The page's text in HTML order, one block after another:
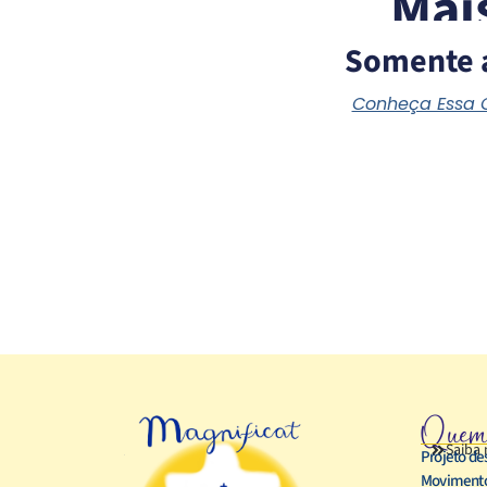
Somente
Conheça Essa
Saiba
Projeto